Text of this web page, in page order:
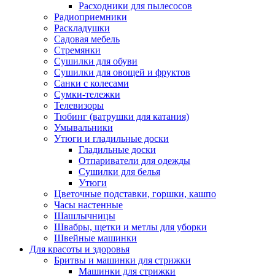
Расходники для пылесосов
Радиоприемники
Раскладушки
Садовая мебель
Стремянки
Сушилки для обуви
Сушилки для овощей и фруктов
Санки с колесами
Сумки-тележки
Телевизоры
Тюбинг (ватрушки для катания)
Умывальники
Утюги и гладильные доски
Гладильные доски
Отпариватели для одежды
Сушилки для белья
Утюги
Цветочные подставки, горшки, кашпо
Часы настенные
Шашлычницы
Швабры, щетки и метлы для уборки
Швейные машинки
Для красоты и здоровья
Бритвы и машинки для стрижки
Машинки для стрижки